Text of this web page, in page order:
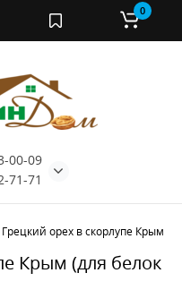
00-09
71-71
0
Грецкий орех в скорлупе Крым
Крым (для белок